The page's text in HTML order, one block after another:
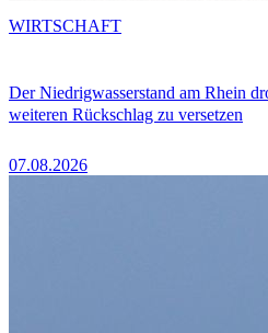
Der Niedrigwasserstand am Rhein
weiteren Rückschlag zu versetzen
07.08.2026
WIRTSCHAFT